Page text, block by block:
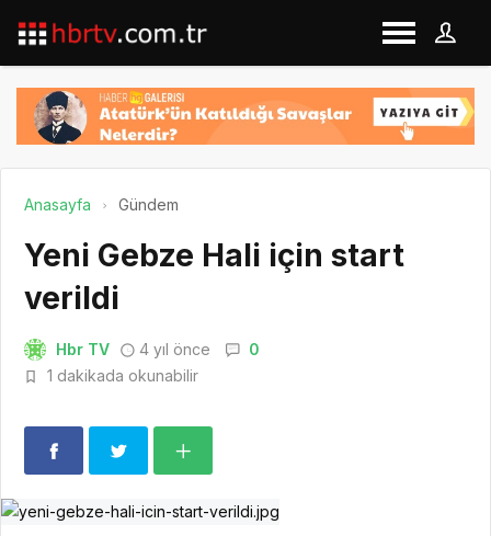
Anasayfa Gündem
Yeni Gebze Hali için start
verildi
Hbr TV 4 yıl önce
0
1 dakikada okunabilir